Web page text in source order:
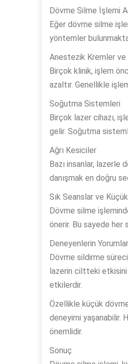
Dövme Silme İşlemi
Eğer dövme silme
yöntemler
Anestezik Kremler ve
Birçok klinik, işlem
azaltır. Genellikle
Soğutma Sistemleri
Birçok lazer cihazı,
gelir. Soğutma
Ağrı Kesiciler
Bazı insanlar, lazerle
danışmak en doğru
Sık Seanslar ve
Dövme silme
önerir. Bu sayede her
Deneyenlerin
Dövme sildirme
lazerin ciltteki etkisini
etkilerdir.
Özellikle küçük
deneyimi yaşanabilir.
önemlidir.
Sonuç